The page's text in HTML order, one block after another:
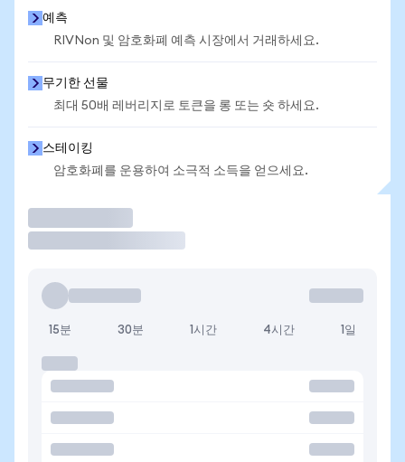
예측
RIVNon 및 암호화폐 예측 시장에서 거래하세요.
무기한 선물
최대 50배 레버리지로 토큰을 롱 또는 숏 하세요.
스테이킹
암호화폐를 운용하여 소극적 소득을 얻으세요.
15분 30분 1시간 4시간 1일